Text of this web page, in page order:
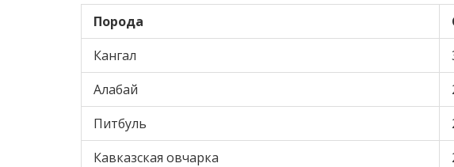
Порода
Кангал
Алабай
Питбуль
Кавказская овчарка